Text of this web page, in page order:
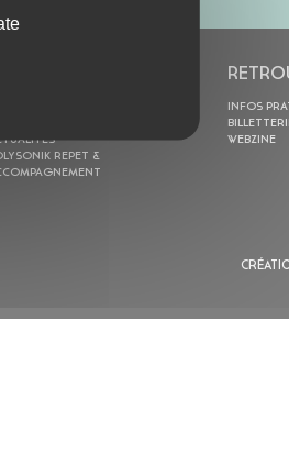
REPET &
INFOS
WEBZINE